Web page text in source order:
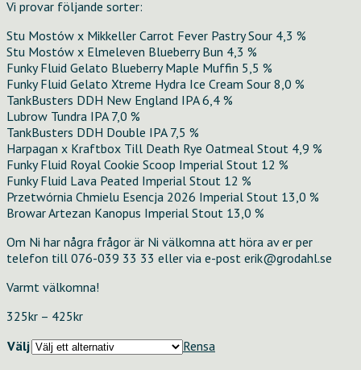
Vi provar följande sorter:
Stu Mostów x Mikkeller Carrot Fever Pastry Sour 4,3 %
Stu Mostów x Elmeleven Blueberry Bun 4,3 %
Funky Fluid Gelato Blueberry Maple Muffin 5,5 %
Funky Fluid Gelato Xtreme Hydra Ice Cream Sour 8,0 %
TankBusters DDH New England IPA 6,4 %
Lubrow Tundra IPA 7,0 %
TankBusters DDH Double IPA 7,5 %
Harpagan x Kraftbox Till Death Rye Oatmeal Stout 4,9 %
Funky Fluid Royal Cookie Scoop Imperial Stout 12 %
Funky Fluid Lava Peated Imperial Stout 12 %
Przetwórnia Chmielu Esencja 2026 Imperial Stout 13,0 %
Browar Artezan Kanopus Imperial Stout 13,0 %
Om Ni har några frågor är Ni välkomna att höra av er per
telefon till 076-039 33 33 eller via e-post erik@grodahl.se
Varmt välkomna!
325kr – 425krPrisintervall:
till
Välj Rensa